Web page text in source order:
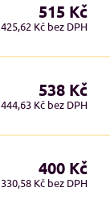
515 Kč
425,62 Kč bez DPH
538 Kč
444,63 Kč bez DPH
400 Kč
330,58 Kč bez DPH